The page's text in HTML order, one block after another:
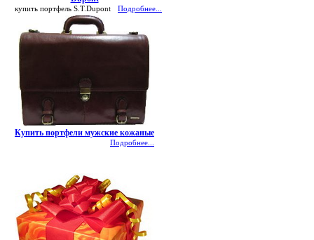
купить портфель S.T.Dupont Подробнее...
Купить портфели мужские кожаные
Подробнее...